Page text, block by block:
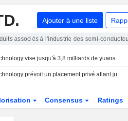
Ajouter à une liste
associés à l'industrie des semi-
Hwatsing Technology vise jusqu'à 3,8 milliards de yuans via un placement privé ; l'action gagne 5 %
Hwatsing Technology prévoit un placement privé allant jusqu'à 3,8 milliards de yuans
Consensus Ratings